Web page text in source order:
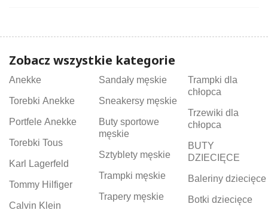
Zobacz wszystkie kategorie
Anekke
Torebki Anekke
Portfele Anekke
Torebki Tous
Karl Lagerfeld
Tommy Hilfiger
Calvin Klein
Sandały męskie
Sneakersy męskie
Buty sportowe
męskie
Sztyblety męskie
Trampki męskie
Trapery męskie
Trampki dla
chłopca
Trzewiki dla
chłopca
BUTY
DZIECIĘCE
Baleriny dziecięce
Botki dziecięce